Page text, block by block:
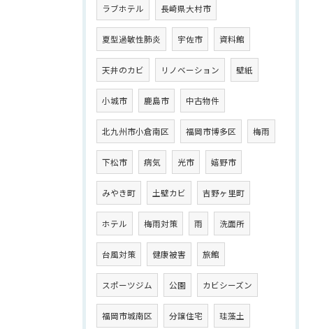
ラブホテル 長崎県大村市
夏型過敏性肺炎 宇佐市 資料館
天井のカビ リノベーション 壁紙
小城市 鹿島市 中古物件
北九州市小倉南区 福岡市博多区 梅雨
下松市 病気 光市 嬉野市
みやき町 土壁カビ 吉野ヶ里町
ホテル 梅雨対策 雨 洗面所
台風対策 健康被害 旅館
スポーツジム 公園 カビシーズン
福岡市城南区 分譲住宅 珪藻土